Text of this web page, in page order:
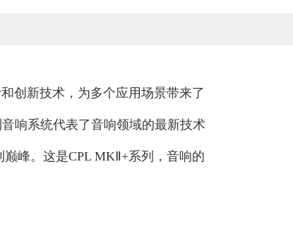
创新技术，为多个应用场景带来了
响系统代表了音响领域的最新技术
峰。这是CPL MKⅡ+系列，音响的